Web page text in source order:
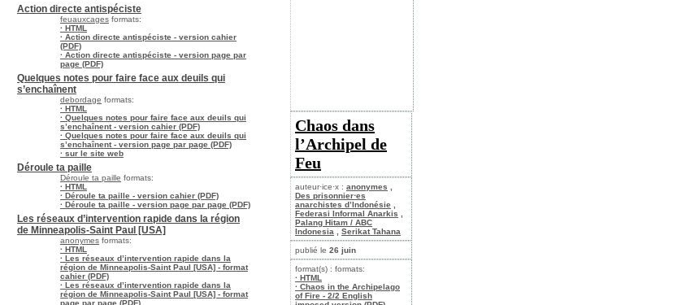
Chaos dans
l’Archipel de
Feu
auteur·ice·x : anonymes
Des prisonnier⋅es
anarchistes d’Indonésie
Federasi Informal Anarkis
Palang Hitam / ABC
Indonesia
Serikat Tahana
publié le 26 juin
format(s) : formats:
· HTML
· Chaos in the Archipelago
of Fire - 2/2 English
Action directe antispéciste
feuauxcages formats:
· HTML
· Action directe antispéciste - version cahier
(PDF)
· Action directe antispéciste - version page par
page (PDF)
Quelques notes pour faire face aux deuils qui
s’enchaînent
debordage formats:
· HTML
· Quelques notes pour faire face aux deuils qui
s’enchaînent - version cahier (PDF)
· Quelques notes pour faire face aux deuils qui
s’enchaînent - version page par page (PDF)
· sur le site web
Déroule ta paille
Déroule ta paille formats:
· HTML
· Déroule ta paille - version cahier (PDF)
· Déroule ta paille - version page par page (PDF)
Les réseaux d’intervention rapide dans la région
de Minneapolis-Saint Paul [USA]
anonymes formats:
· HTML
· Les réseaux d’intervention rapide dans la
région de Minneapolis-Saint Paul [USA] - format
cahier (PDF)
· Les réseaux d’intervention rapide dans la
région de Minneapolis-Saint Paul [USA] - format
page par page (PDF)